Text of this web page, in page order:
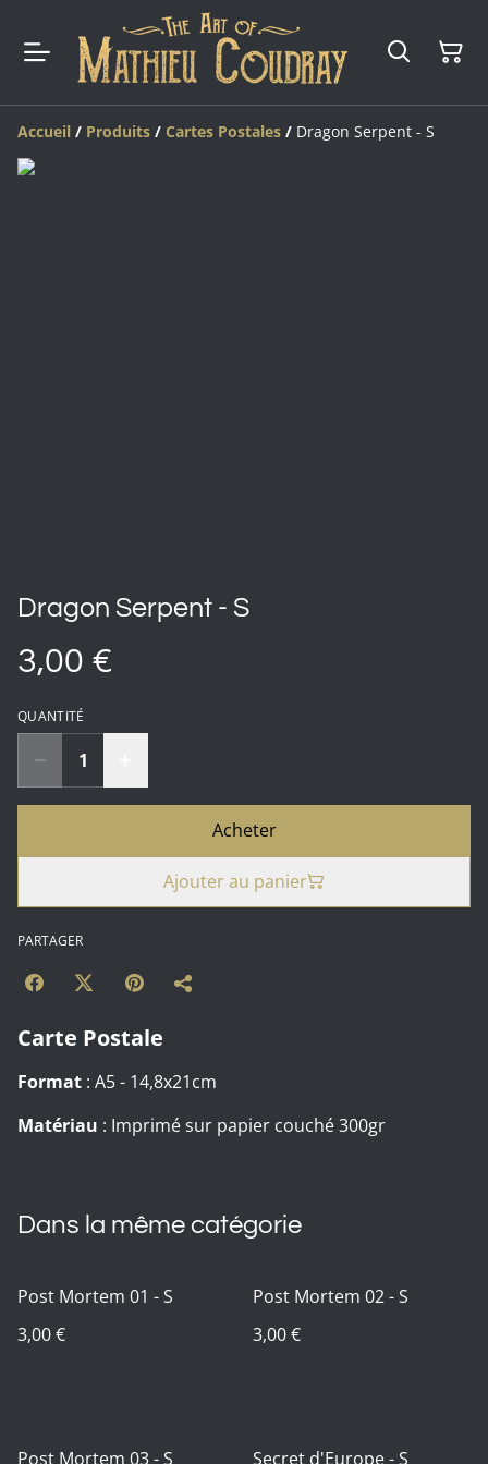
Accueil / Produits / Cartes Postales / Dragon Serpent - S
Dragon Serpent - S
3,00 €
QUANTITÉ
Acheter
Ajouter au panier
PARTAGER
Carte Postale
Format : A5 - 14,8x21cm
Matériau : Imprimé sur papier couché 300gr
Dans la même catégorie
Post Mortem 01 - S
3,00 €
Post Mortem 02 - S
3,00 €
Post Mortem 03 - S
Secret d'Europe - S